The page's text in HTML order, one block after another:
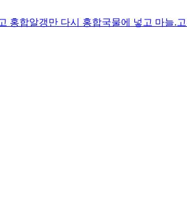
홍합알갱만 다시 홍합국물에 넣고 마늘.